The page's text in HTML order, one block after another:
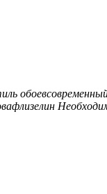
обоев
флизелин